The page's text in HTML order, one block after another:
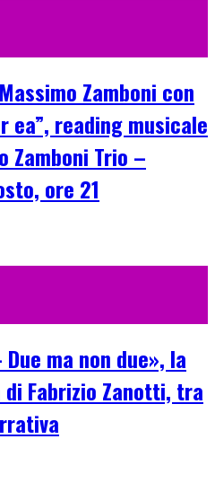
Zamboni con
ea”, reading musicale
Zamboni Trio –
ore 21
Due ma non due», la
di Fabrizio Zanotti, tra